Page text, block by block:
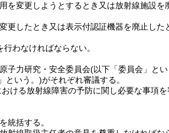
変更しようとするとき又は放射線施設を
したとき又は表示付認証機器を廃止した
わなければならない。
子力研究・安全委員会(以下「委員会」と
という。)がそれぞれ審議する。
ける放射線障害の予防に関し必要な事項
統括する。